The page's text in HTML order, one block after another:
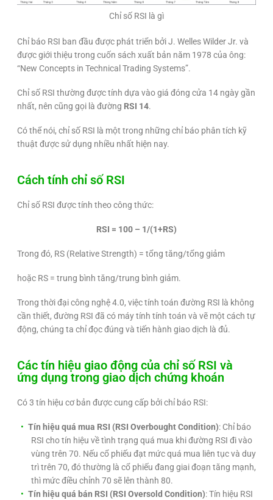
Chỉ số RSI là gì
Chỉ báo RSI ban đầu được phát triển bởi J. Welles Wilder Jr. và
được giới thiệu trong cuốn sách xuất bản năm 1978 của ông:
“New Concepts in Technical Trading Systems”.
Chỉ số RSI thường được tính dựa vào giá đóng cửa 14 ngày gần
nhất, nên cũng gọi là đường RSI 14.
Có thể nói, chỉ số RSI là một trong những chỉ báo phân tích kỹ
thuật được sử dụng nhiều nhất hiện nay.
Cách tính chỉ số RSI
Chỉ số RSI được tính theo công thức:
RSI = 100 – 1/(1+RS)
Trong đó, RS (Relative Strength) = tổng tăng/tổng giảm
hoặc RS = trung bình tăng/trung bình giảm.
Trong thời đại công nghệ 4.0, việc tính toán đường RSI là không
cần thiết, đường RSI đã có máy tính tính toán và vẽ một cách tự
động, chúng ta chỉ đọc đúng và tiến hành giao dịch là đủ.
Các tín hiệu giao động của chỉ số RSI và
ứng dụng trong giao dịch chứng khoán
Có 3 tín hiệu cơ bản được cung cấp bởi chỉ báo RSI:
Tín hiệu quá mua RSI (RSI Overbought Condition): Chỉ báo
RSI cho tín hiệu về tình trạng quá mua khi đường RSI đi vào
vùng trên 70. Nếu cổ phiếu đạt mức quá mua liên tục và duy
trì trên 70, đó thường là cổ phiếu đang giai đoạn tăng mạnh,
thì mức điều chỉnh 70 sẽ lên thành 80.
Tín hiệu quá bán RSI (RSI Oversold Condition): Tín hiệu RSI